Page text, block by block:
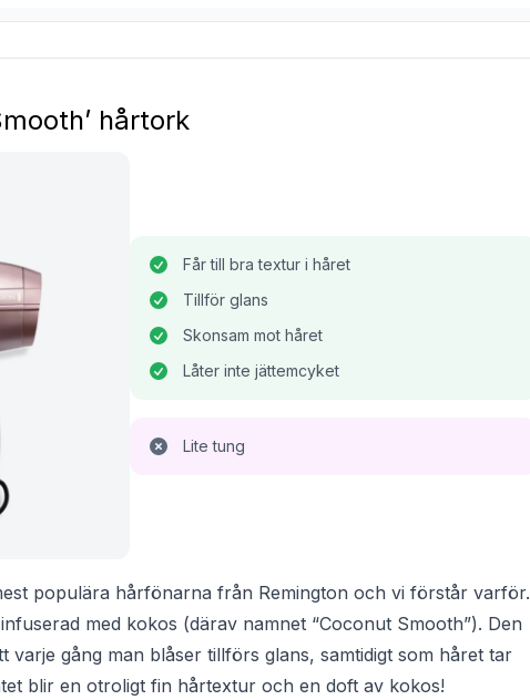
hårtork
Får till bra textur i håret
Tillför glans
Skonsam mot håret
Låter inte jättemcyket
Lite tung
populära hårfönarna från Remington och vi förstår varför.
med kokos (därav namnet “Coconut Smooth”). Den
varje gång man blåser tillförs glans, samtidigt som håret tar
blir en otroligt fin hårtextur och en doft av kokos!